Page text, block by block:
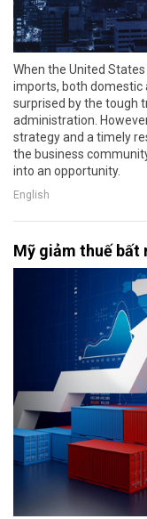
When the United
imports, both domestic
surprised by the tough
administration.
strategy and a timely
the business
into an opportunity.
English
Mỹ giảm thuế bất